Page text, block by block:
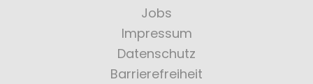
Jobs
Impressum
Datenschutz
Barrierefreiheit